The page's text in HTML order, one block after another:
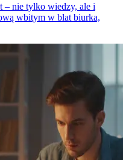
– nie tylko wiedzy, ale i
wbitym w blat biurka,